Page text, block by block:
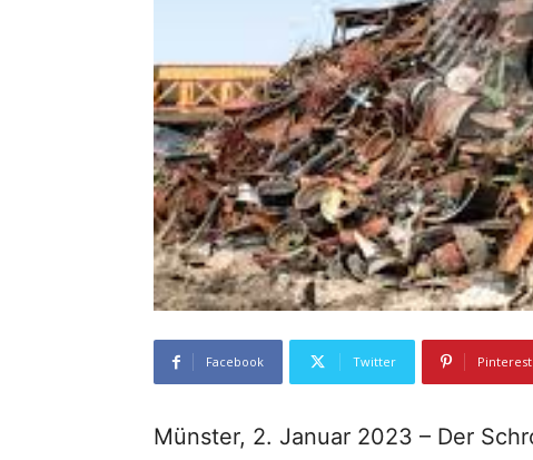
Facebook Twitter Pinterest
Münster, 2. Januar 2023 – Der